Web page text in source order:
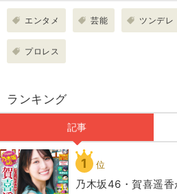
エンタメ 芸能 ツンデレ
プロレス
ランキング
記事
1 位
乃木坂46・賀喜遥